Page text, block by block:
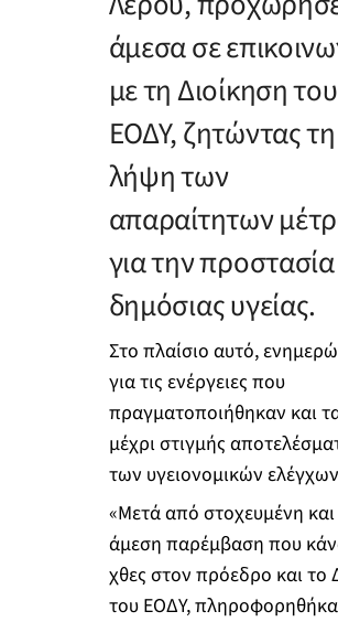
άμεσα σε
με τη Διοίκηση του
ΕΟΔΥ, ζητώντας τη
λήψη των
απαραίτητων
για την
δημόσιας υγείας.
Στο πλαίσιο αυτό,
για τις ενέργειες που
πραγματοποιήθηκαν και
μέχρι στιγμής
των υγειονομικών
«Μετά από στοχευμένη και
άμεση παρέμβαση που
χθες στον πρόεδρο και το
του ΕΟΔΥ,